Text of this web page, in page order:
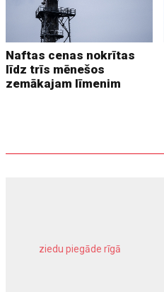
Naftas cenas nokrītas
līdz trīs mēnešos
zemākajam līmenim
ziedu piegāde rīgā